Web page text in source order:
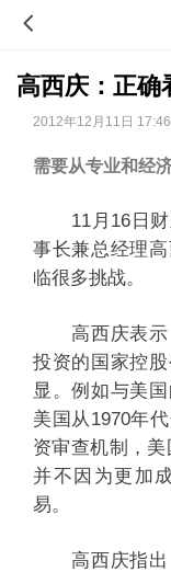
高西庆：正确
2012年12月11日
需要从专业和经
11月16日财
事长兼总经理
临很多挑战。
高西庆表示
投资的国家控
显。例如与美
美国从1970年
资审查机制，
并不因为更加
易。
高西庆指出